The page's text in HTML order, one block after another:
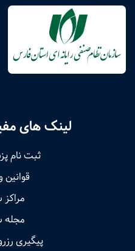
لینک های
ثبت نام
قوانین
پیگیری